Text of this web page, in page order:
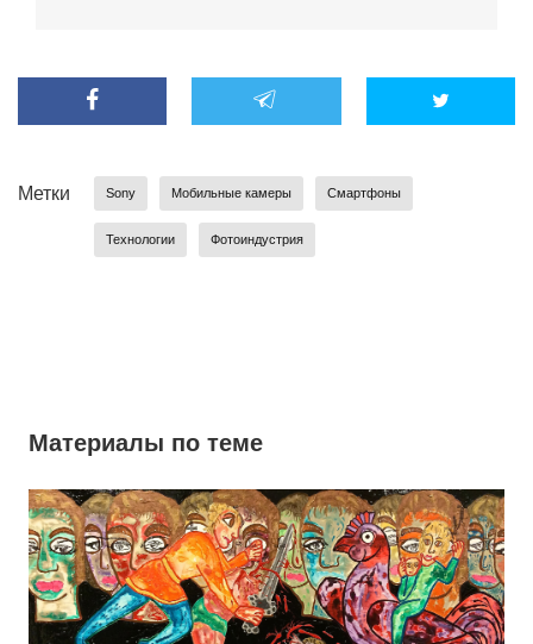
Метки Sony Мобильные камеры Смартфоны
Технологии Фотоиндустрия
Материалы по теме